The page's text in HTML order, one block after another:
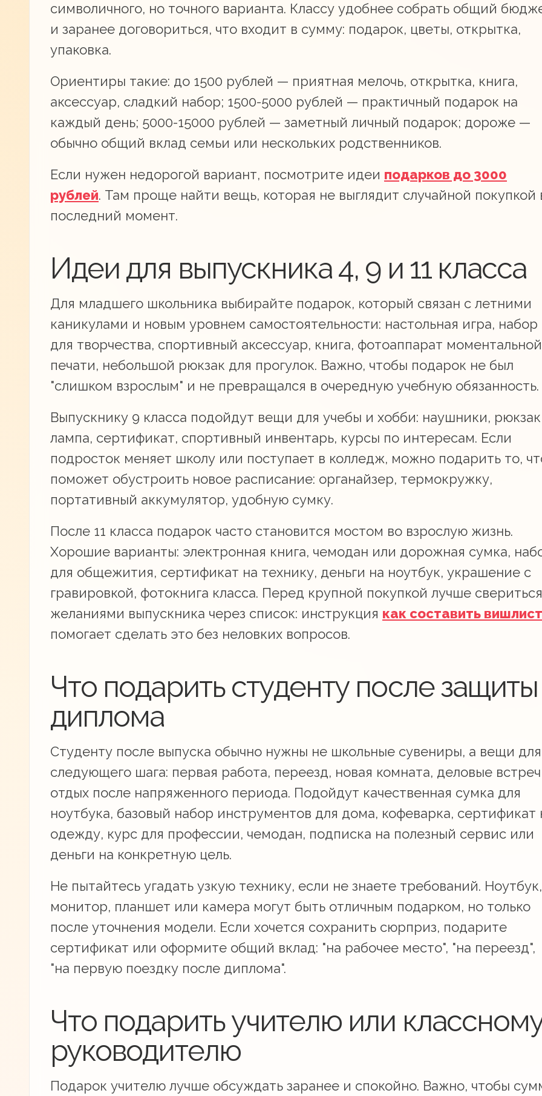
символичного, но точного варианта. Классу удобнее собрать общий
и заранее договориться, что входит в сумму: подарок, цветы, открытка,
упаковка.
Ориентиры такие: до 1500 рублей — приятная мелочь, открытка, книга,
аксессуар, сладкий набор; 1500-5000 рублей — практичный подарок на
каждый день; 5000-15000 рублей — заметный личный подарок; дороже —
обычно общий вклад семьи или нескольких родственников.
Если нужен недорогой вариант, посмотрите идеи подарков до 3000
рублей. Там проще найти вещь, которая не выглядит случайной покупкой
последний момент.
Идеи для выпускника 4, 9 и 11 класса
Для младшего школьника выбирайте подарок, который связан с летними
каникулами и новым уровнем самостоятельности: настольная игра, набор
для творчества, спортивный аксессуар, книга, фотоаппарат моментальной
печати, небольшой рюкзак для прогулок. Важно, чтобы подарок не был
"слишком взрослым" и не превращался в очередную учебную обязанность.
Выпускнику 9 класса подойдут вещи для учебы и хобби: наушники,
лампа, сертификат, спортивный инвентарь, курсы по интересам. Если
подросток меняет школу или поступает в колледж, можно подарить то,
поможет обустроить новое расписание: органайзер, термокружку,
портативный аккумулятор, удобную сумку.
После 11 класса подарок часто становится мостом во взрослую жизнь.
Хорошие варианты: электронная книга, чемодан или дорожная сумка,
для общежития, сертификат на технику, деньги на ноутбук, украшение с
гравировкой, фотокнига класса. Перед крупной покупкой лучше
желаниями выпускника через список: инструкция как составить вишлист
помогает сделать это без неловких вопросов.
Что подарить студенту после защиты
диплома
Студенту после выпуска обычно нужны не школьные сувениры, а вещи для
следующего шага: первая работа, переезд, новая комната, деловые
отдых после напряженного периода. Подойдут качественная сумка для
ноутбука, базовый набор инструментов для дома, кофеварка, сертификат
одежду, курс для профессии, чемодан, подписка на полезный сервис или
деньги на конкретную цель.
Не пытайтесь угадать узкую технику, если не знаете требований. Ноутбук,
монитор, планшет или камера могут быть отличным подарком, но только
после уточнения модели. Если хочется сохранить сюрприз, подарите
сертификат или оформите общий вклад: "на рабочее место", "на переезд",
"на первую поездку после диплома".
Что подарить учителю или
руководителю
Подарок учителю лучше обсуждать заранее и спокойно. Важно, чтобы